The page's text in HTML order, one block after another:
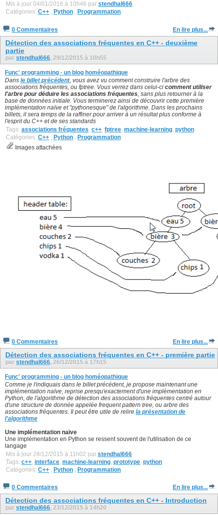
Mis à jour 04/01/2016 à 10h46 par stendhal666
Catégories: C++ , Python , Programmation
0 Commentaires En lire plus...
Détection des associations fréquentes en C++ - deuxième
partie
par stendhal666, 29/12/2015 à 10h55
Func' programming - un blog homéopathique
Dans le billet précédent, vous avez vu comment construire l'arbre des
associations fréquentes, ou fptree. Vous verrez dans celui-ci comment utiliser
l'arbre pour déduire les associations fréquentes, sans plus retourner à la
base de données initiale. Vous terminerez ainsi de découvrir cette première
implémentation naïve et "pythonesque" de l'algorithme. Dans les prochains
billets, il sera temps de la raffiner pour arriver à un résultat plus conforme à
l'esprit du C++ et de ses standards
Tags: associations fréquentes c++ fptree machine-learning python
Catégories: C++ Python
Programmation
Images attachées
0 Commentaires En lire plus...
Détection des associations fréquentes en C++ - première partie
par stendhal666, 26/12/2015 à 17h15
Func' programming - un blog homéopathique
Comme je l'indiquais dans le billet précédent, je propose maintenant une
implémentation naïve, reprise presqu'exactement d'une implémentation en
Python, de l'algorithme de détection des associations fréquentes centré autour
d'une structure de donnée appelée frequent pattern tree, ou arbre des
associations fréquentes. Il peut être utile de relire la présentation de
l'algorithme
Une implémentation naïve
Une implémentation en Python se ressent souvent de l'utilisation de ce
langage
Mis à jour 28/12/2015 à 11h02 par stendhal666
Tags: c++ interface machine-learning prototype python
Catégories: C++ Python Programmation
0 Commentaires En lire plus...
Détection des associations fréquentes en C++ - Introduction
par stendhal666, 23/12/2015 à 14h20